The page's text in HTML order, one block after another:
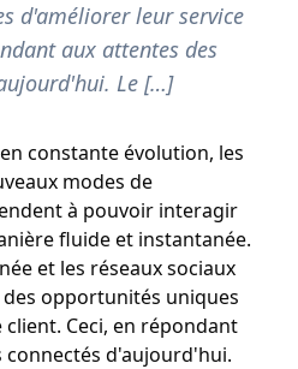
d'améliorer leur service
aux attentes des
Le […]
constante évolution, les
modes de
à pouvoir interagir
fluide et instantanée.
et les réseaux sociaux
opportunités uniques
Ceci, en répondant
connectés d'aujourd'hui.